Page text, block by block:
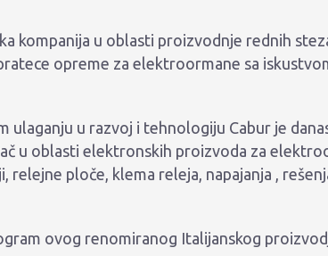
kompanija u oblasti proizvodnje rednih
opreme za elektroormane sa
ulaganju u razvoj i tehnologiju Cabur je
u oblasti elektronskih proizvoda za
relejne ploče, klema releja, napajanja ,
ovog renomiranog Italijanskog